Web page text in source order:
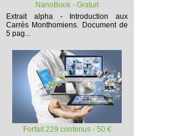
NanoBook - Gratuit
Extrait alpha - Introduction aux
Carrés Monthomiens. Document de
5 pag...
Forfait 229 contenus - 50 €